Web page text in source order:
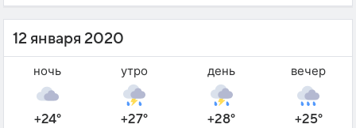
12 января 2020
ночь
+24°
утро
+27°
день
+28°
вечер
+25°